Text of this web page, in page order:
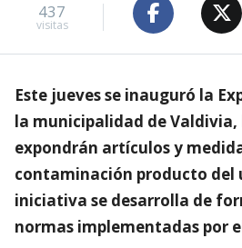
437
visitas
Este jueves se inauguró la
la municipalidad de Valdivia,
expondrán artículos y
contaminación producto del
iniciativa se desarrolla de
normas implementadas por